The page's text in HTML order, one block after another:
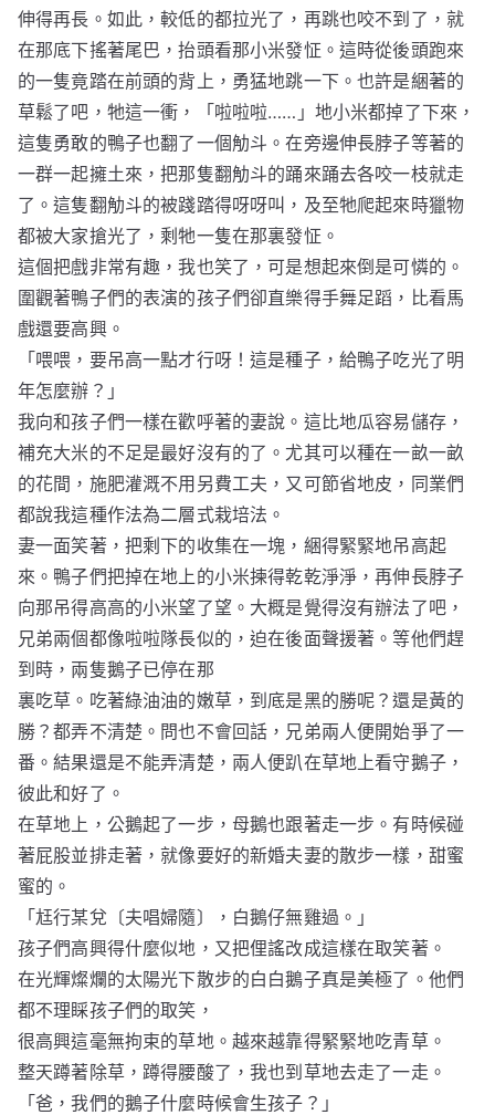
伸得再長。如此，較低的都拉光了，再跳也咬不到了，就
在那底下搖著尾巴，抬頭看那小米發怔。這時從後頭跑來
的一隻竟踏在前頭的背上，勇猛地跳一下。也許是綑著的
草鬆了吧，牠這一衝，「啦啦啦……」地小米都掉了下來，
這隻勇敢的鴨子也翻了一個觔斗。在旁邊伸長脖子等著的
一群一起擁土來，把那隻翻觔斗的踊來踊去各咬一枝就走
了。這隻翻觔斗的被踐踏得呀呀叫，及至牠爬起來時獵物
都被大家搶光了，剩牠一隻在那裏發怔。
這個把戲非常有趣，我也笑了，可是想起來倒是可憐的。
圍觀著鴨子們的表演的孩子們卻直樂得手舞足蹈，比看馬
戲還要高興。
「喂喂，要吊高一點才行呀！這是種子，給鴨子吃光了明
年怎麼辦？」
我向和孩子們一樣在歡呼著的妻說。這比地瓜容易儲存，
補充大米的不足是最好沒有的了。尤其可以種在一畝一畝
的花間，施肥灌溉不用另費工夫，又可節省地皮，同業們
都說我這種作法為二層式栽培法。
妻一面笑著，把剩下的收集在一塊，綑得緊緊地吊高起
來。鴨子們把掉在地上的小米揀得乾乾淨淨，再伸長脖子
向那吊得高高的小米望了望。大概是覺得沒有辦法了吧，
兄弟兩個都像啦啦隊長似的，迫在後面聲援著。等他們趕
到時，兩隻鵝子已停在那
裏吃草。吃著綠油油的嫩草，到底是黑的勝呢？還是黃的
勝？都弄不清楚。問也不會回話，兄弟兩人便開始爭了一
番。結果還是不能弄清楚，兩人便趴在草地上看守鵝子，
彼此和好了。
在草地上，公鵝起了一步，母鵝也跟著走一步。有時候碰
著屁股並排走著，就像要好的新婚夫妻的散步一樣，甜蜜
蜜的。
「尪行某兌〔夫唱婦隨〕，白鵝仔無雞過。」
孩子們高興得什麼似地，又把俚謠改成這樣在取笑著。
在光輝燦爛的太陽光下散步的白白鵝子真是美極了。他們
都不理睬孩子們的取笑，
很高興這毫無拘束的草地。越來越靠得緊緊地吃青草。
整天蹲著除草，蹲得腰酸了，我也到草地去走了一走。
「爸，我們的鵝子什麼時候會生孩子？」